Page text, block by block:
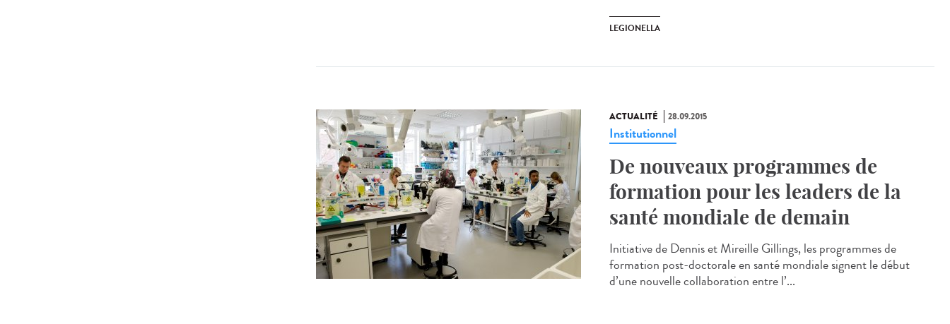
LEGIONELLA
ACTUALITÉ 28.09.2015
Institutionnel
De nouveaux programmes de
formation pour les leaders de la
santé mondiale de demain
Initiative de Dennis et Mireille Gillings, les programmes de
formation post-doctorale en santé mondiale signent le début
d’une nouvelle collaboration entre l’...